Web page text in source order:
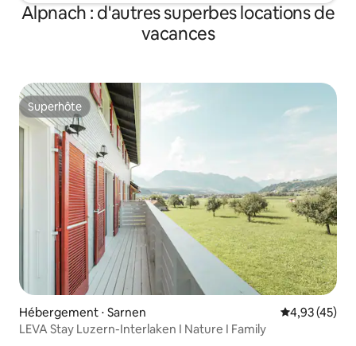
Alpnach : d'autres superbes locations de
vacances
Superhôte
Superhôte
Hébergement ⋅ Sarnen Évaluation
4,93 (45)
LEVA Stay Luzern-Interlaken I Nature I Family